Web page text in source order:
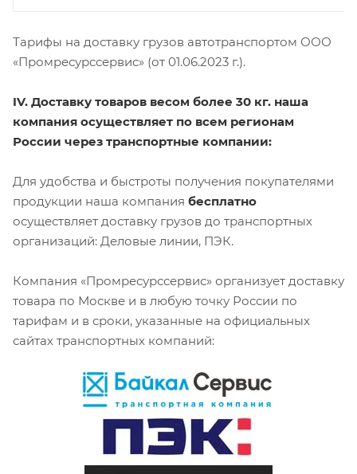
Тарифы на доставку грузов автотранспортом ООО
«Промресурссервис» (от 01.06.2023 г.).
IV. Доставку товаров весом более 30 кг. наша
компания осуществляет по всем регионам
России через транспортные компании:
Для удобства и быстроты получения покупателями
продукции наша компания бесплатно
осуществляет доставку грузов до транспортных
организаций: Деловые линии, ПЭК.
Компания «Промресурссервис» организует доставку
товара по Москве и в любую точку России по
тарифам и в сроки, указанные на официальных
сайтах транспортных компаний: